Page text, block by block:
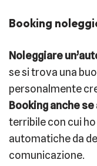
Booking
Noleggiare
se si trova una
personalmente
Booking anche se
terribile con cui
automatiche da
comunicazione.